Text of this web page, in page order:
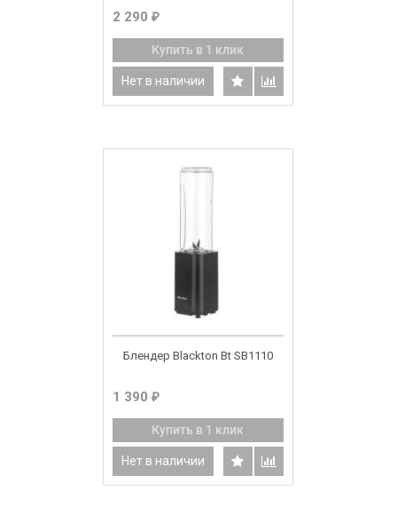
2 290 ₽
Купить в 1 клик
Нет в наличии
Блендер Blackton Bt SB1110
1 390 ₽
Купить в 1 клик
Нет в наличии